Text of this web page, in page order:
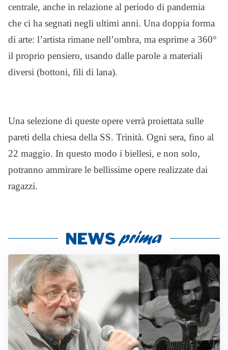
centrale, anche in relazione al periodo di pandemia
che ci ha segnati negli ultimi anni. Una doppia forma
di arte: l’artista rimane nell’ombra, ma esprime a 360°
il proprio pensiero, usando dalle parole a materiali
diversi (bottoni, fili di lana).
Una selezione di queste opere verrà proiettata sulle
pareti della chiesa della SS. Trinità. Ogni sera, fino al
22 maggio. In questo modo i biellesi, e non solo,
potranno ammirare le bellissime opere realizzate dai
ragazzi.